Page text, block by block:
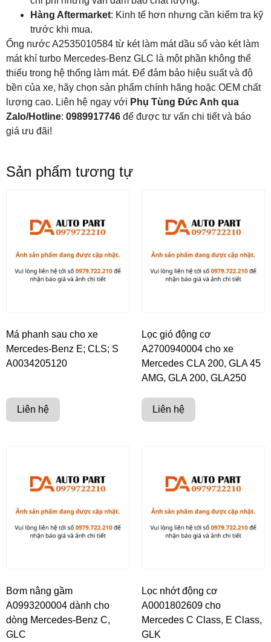
Hàng Aftermarket: Kinh tế hơn nhưng cần kiểm tra kỹ
trước khi mua.
Ống nước A2535010584 từ két làm mát dầu số vào két làm
mát khí turbo Mercedes-Benz GLC là một phần không thể
thiếu trong hệ thống làm mát. Để đảm bảo hiệu suất và độ
bền của xe, hãy chọn sản phẩm chính hãng hoặc OEM chất
lượng cao. Liên hệ ngay với Phụ Tùng Đức Anh qua
Zalo/Hotline: 0989917746 để được tư vấn chi tiết và báo
giá ưu đãi!
Sản phẩm tương tự
Má phanh sau cho xe
Mercedes-Benz E; CLS; S
A0034205120
Liên hệ
Lọc gió động cơ
A2700940004 cho xe
Mercedes CLA 200, GLA 45
AMG, GLA 200, GLA250
Liên hệ
Bơm nâng gầm
A0993200004 dành cho
dòng Mercedes-Benz C,
GLC
Lọc nhớt động cơ
A0001802609 cho
Mercedes C Class, E Class,
GLK